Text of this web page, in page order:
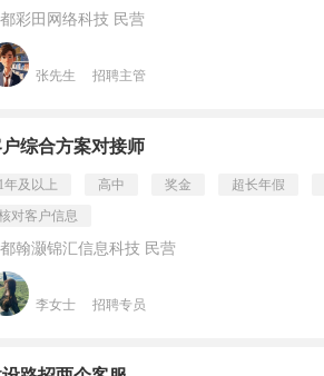
彩田网络科技 民营
张先生 招聘主管
综合方案对接师
年及以上 高中 奖金 超长年假
对客户信息
翰灏锦汇信息科技 民营
李女士 招聘专员